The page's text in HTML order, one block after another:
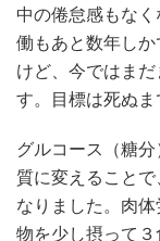
中の倦怠感もな
働もあと数年し
けど、今ではま
す。目標は死ぬま
グルコース（糖
質に変えること
なりました。肉
物を少し摂って